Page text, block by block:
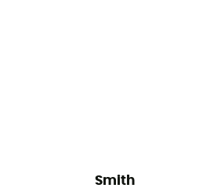
Smith